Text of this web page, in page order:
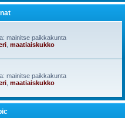
mainitse paikkakunta
maatiaiskukko
mainitse paikkakunta
maatiaiskukko